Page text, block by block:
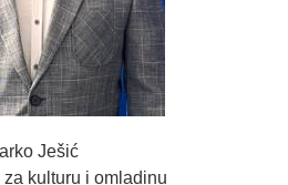
Ješić
kulturu i omladinu